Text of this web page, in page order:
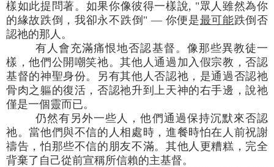
樣如此提問著。如果你像彼得一樣說, "眾人雖然為你
的緣故跌倒，我卻永不跌倒" — 你便是最可能跌倒否
認祂的那人。
有人會充滿痛恨地否認基督。像那些異教徒一
樣，他們公開嘲笑祂。其他人通過加入假宗教，否認
基督的神聖身份。另有其他人否認祂，是通過否認祂
骨肉之軀的復活，否認祂升到上天神的右手邊，說祂
僅是一個靈而已。
仍然有另外一些人，他們通過保持沉默來否認
祂。當他們與不信的人相處時，進餐時怕在人前祝謝
禱告，怕那些不信的朋友不滿。其他人更糟糕，完全
背棄了自己從前宣稱所信賴的主基督。